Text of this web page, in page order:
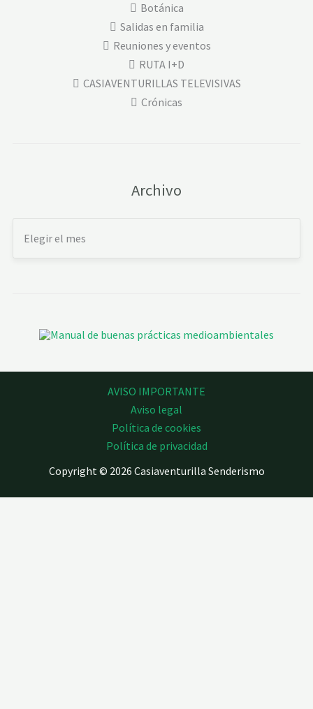
Botánica
Salidas en familia
Reuniones y eventos
RUTA I+D
CASIAVENTURILLAS TELEVISIVAS
Crónicas
Archivo
AVISO IMPORTANTE
Aviso legal
Política de cookies
Política de privacidad
Copyright © 2026 Casiaventurilla Senderismo